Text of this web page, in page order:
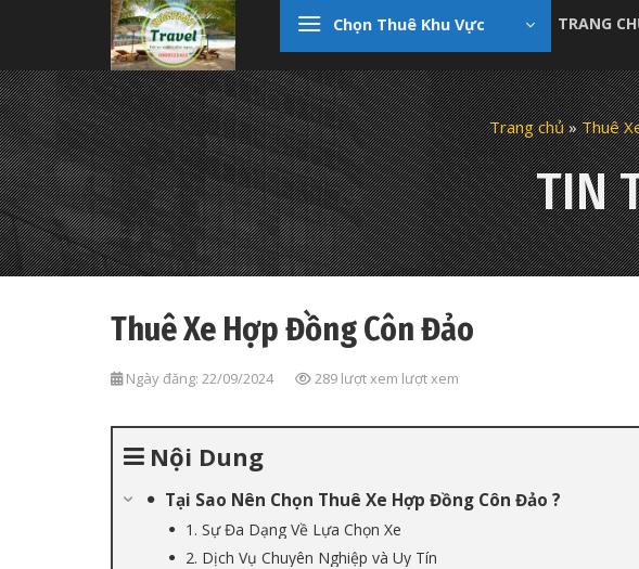
content
Chọn Thuê Khu Vực TRANG
Trang chủ»Thuê
TIN
Thuê Xe Hợp Đồng Côn Đảo
Ngày đăng: 22/09/2024 289 lượt xem lượt xem
Nội Dung
Tại Sao Nên Chọn Thuê Xe Hợp Đồng Côn Đảo ?
1. Sự Đa Dạng Về Lựa Chọn Xe
2. Dịch Vụ Chuyên Nghiệp và Uy Tín